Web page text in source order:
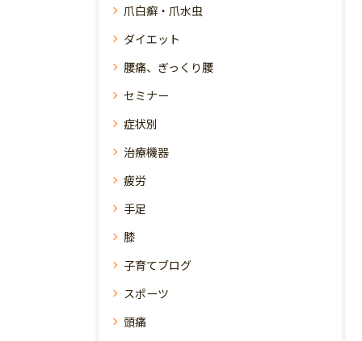
爪白癬・爪水虫
ダイエット
腰痛、ぎっくり腰
セミナー
症状別
治療機器
疲労
手足
膝
子育てブログ
スポーツ
頭痛